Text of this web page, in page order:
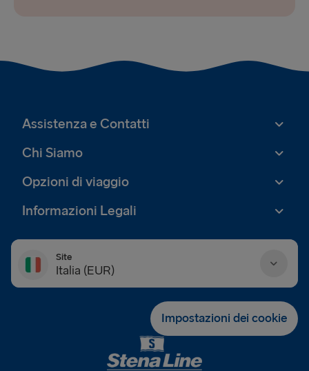
Assistenza e Contatti
Chi Siamo
Opzioni di viaggio
Informazioni Legali
Site
Italia (EUR)
Impostazioni dei cookie